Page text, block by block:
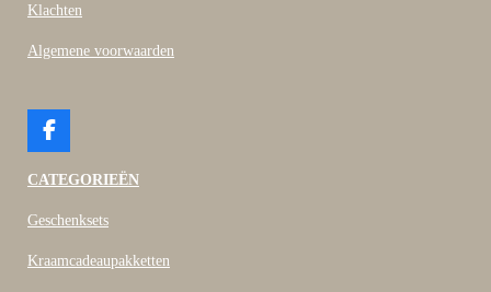
Klachten
Algemene voorwaarden
F
c
b
o
CATEGORIEËN
Geschenksets
Kraamcadeaupakketten